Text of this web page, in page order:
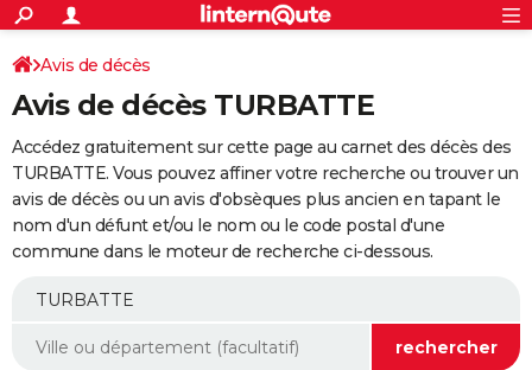
ACTUALITÉS
Politique
Société
Faits Divers
Education
Monde
Villes
+
SPORT
Coupe du monde 2026
Football
Tennis
Cyclisme
Rugby
Forum
Programme TV
TNT
Streaming
Cinéma
Sorties cinéma
Musique
+
FINANCE
Retraite
Epargne
Immobilier
Risques naturels par ville
Banque
Assurance
AUTO
Essais
Réserver un essai
Citadines
Berlines
SUV
Forum auto
+
Mobiles
Meilleur smartphone
Internet
Ordinateurs
Jeux vidéo
Guide high-tech
Aménagement intérieur
Avis de décès
Avis de décès TURBATTE
Accédez gratuitement sur cette page au carnet des décès des
TURBATTE. Vous pouvez affiner votre recherche ou trouver un
avis de décès ou un avis d'obsèques plus ancien en tapant le
nom d'un défunt et/ou le nom ou le code postal d'une
commune dans le moteur de recherche ci-dessous.